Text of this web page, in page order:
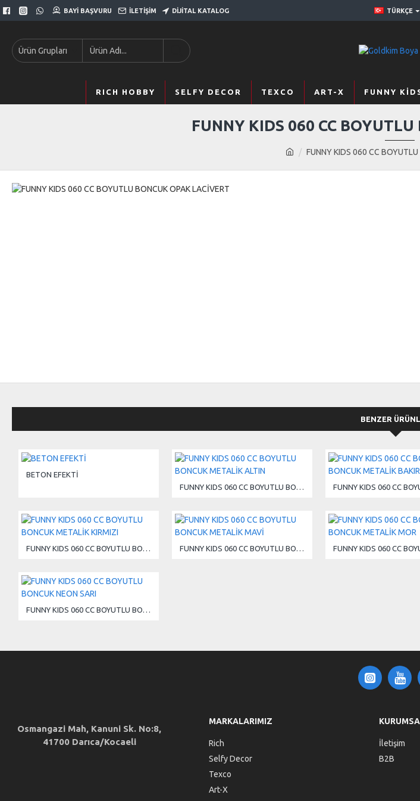
BAYI BAŞVURU İLETIŞIM DIJITAL KATALOG TÜRKÇE
Ürün Grupları
RICH HOBBY SELFY DECOR TEXCO ART-X FUNNY
FUNNY KIDS 060 CC
FUNNY KIDS 060 CC
BENZER
BETON EFEKTİ
FUNNY KIDS 060 CC BOYUTLU BONCUK METALİK ALTIN
FUNNY KIDS 060 CC BOYUTLU BONCUK METALİK KIRMIZI FUNNY KIDS 060 CC BOYUTLU BONCUK METALİK MAVİ
FUNNY KIDS 060 CC BOYUTLU BONCUK NEON SARI
Osmangazi Mah, Kanuni Sk. No:8,
41700 Darıca/Kocaeli
MARKALARIMIZ
Rich
Selfy Decor
Texco
Art-X
İletişim
B2B